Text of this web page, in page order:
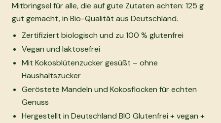
Mitbringsel für alle, die auf gute Zutaten achten: 125 g
gut gemacht, in Bio-Qualität aus Deutschland.
Zertifiziert biologisch und zu 100 % glutenfrei
Vegan und laktosefrei
Mit Kokosblütenzucker gesüßt – ohne
Haushaltszucker
Geröstete Mandeln und Kokosflocken für echten
Genuss
Hergestellt in Deutschland BIO Glutenfrei + vegan +